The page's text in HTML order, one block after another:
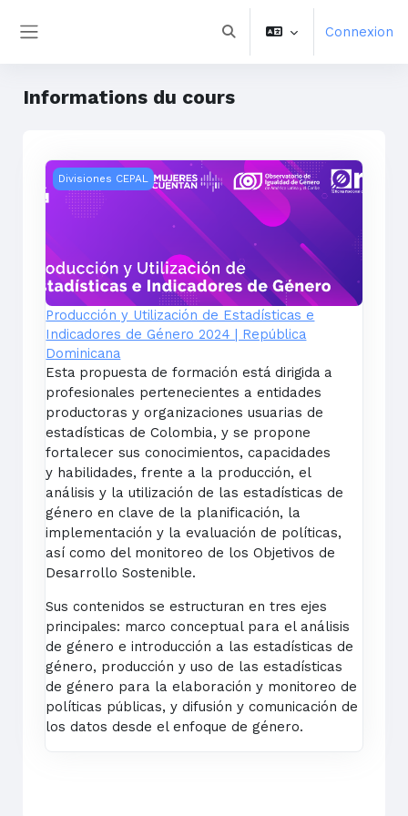
Activer/désactiver la saisie
Connexion
Informations du cours
Producción y Utilización de Estadísticas e
Divisiones CEPAL
Producción y Utilización de Estadísticas e
Indicadores de Género 2024 | República
Dominicana
Esta propuesta de formación está dirigida a
profesionales pertenecientesa entidades
productoras y organizaciones usuarias de
estadísticas deColombia, y se propone
fortalecer sus conocimientos, capacidades
y habilidades, frente a la producción, el
análisis y la utilización de lasestadísticas de
género en clave de la planificación, la
implementacióny la evaluación de políticas,
así como del monitoreo de los Objetivosde
Desarrollo Sostenible.
Sus contenidos se estructuran en tres ejes
principales: marcoconceptual para el análisis
de género e introducción a lasestadísticas de
género, producción y uso de las estadísticas
degénero para la elaboración y monitoreo de
políticas públicas, ydifusión y comunicación de
los datos desde el enfoque de género.